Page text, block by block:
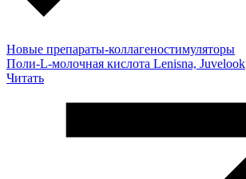
Новые препараты-коллагеностимуляторы
Поли-L-молочная кислота Lenisna, Juvelook
Читать